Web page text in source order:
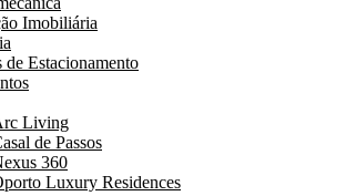
Imobiliária
de Estacionamento
Living
de Passos
360
Luxury Residences